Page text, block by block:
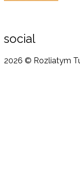
social
2026 © Rozliatym